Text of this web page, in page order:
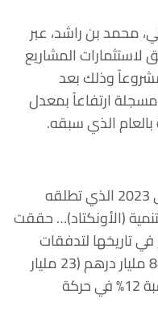
محمد بن راشد، عبر
لاستثمارات المشاريع
في العالم بإجمالي 997 مشروعاً وذلك بعد
مسجلة ارتفاعاً بمعدل
ضمن نتائج تقرير الاستثمار العالمي 2023 الذي تطلقه
(الأونكتاد)… حققت
أعلى رقم في تاريخها لتدفقات
الاستثمار الأجنبي المباشر بقيمة 84 مليار درهم (23 مليار
دولار) رغم الانخفاض العالمي بنسبة 12% في حركة